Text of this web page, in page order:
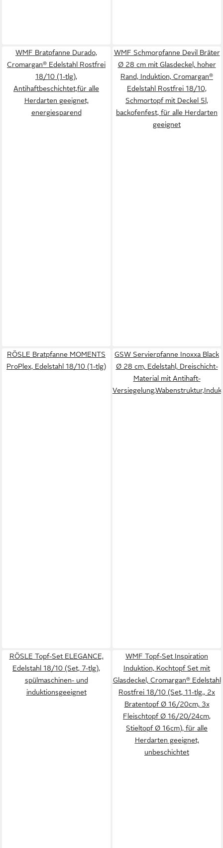
WMF Bratpfanne Durado,
Cromargan® Edelstahl Rostfrei
18/10 (1-tlg),
Antihaftbeschichtet,für alle
Herdarten geeignet,
energiesparend
WMF Schmorpfanne Devil Bräter
Ø 28 cm mit Glasdeckel, hoher
Rand, Induktion, Cromargan®
Edelstahl Rostfrei 18/10,
Schmortopf mit Deckel 5l,
backofenfest, für alle Herdarten
geeignet
RÖSLE Bratpfanne MOMENTS
ProPlex, Edelstahl 18/10 (1-tlg)
GSW Servierpfanne Inoxxa Black
Ø 28 cm, Edelstahl, Dreischicht-
Material mit Antihaft-
RÖSLE Topf-Set ELEGANCE,
Edelstahl 18/10 (Set, 7-tlg),
spülmaschinen- und
induktionsgeeignet
WMF Topf-Set Inspiration
Induktion, Kochtopf Set mit
Glasdeckel, Cromargan® Edelstahl
Rostfrei 18/10 (Set, 11-tlg., 2x
Bratentopf Ø 16/20cm, 3x
Fleischtopf Ø 16/20/24cm,
Stieltopf Ø 16cm), für alle
Herdarten geeignet,
unbeschichtet